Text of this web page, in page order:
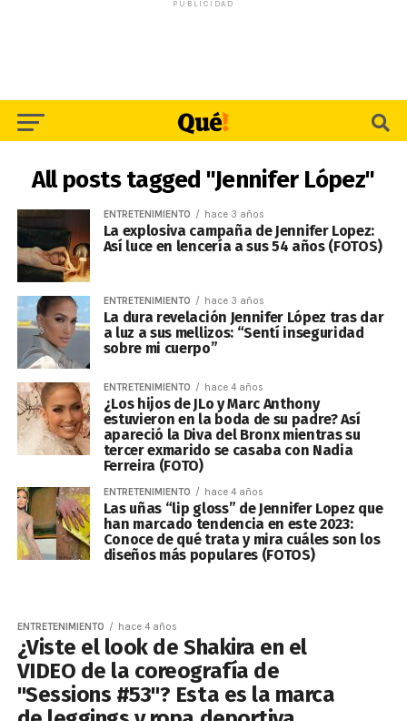
PUBLICIDAD
All posts tagged "Jennifer López"
ENTRETENIMIENTO hace 3 años
La explosiva campaña de Jennifer Lopez:
Así luce en lencería a sus 54 años (FOTOS)
ENTRETENIMIENTO hace 3 años
La dura revelación Jennifer López tras dar
a luz a sus mellizos: “Sentí inseguridad
sobre mi cuerpo”
ENTRETENIMIENTO hace 4 años
¿Los hijos de JLo y Marc Anthony
estuvieron en la boda de su padre? Así
apareció la Diva del Bronx mientras su
tercer exmarido se casaba con Nadia
Ferreira (FOTO)
ENTRETENIMIENTO hace 4 años
Las uñas “lip gloss” de Jennifer Lopez que
han marcado tendencia en este 2023:
Conoce de qué trata y mira cuáles son los
diseños más populares (FOTOS)
ENTRETENIMIENTO hace 4 años
¿Viste el look de Shakira en el
VIDEO de la coreografía de
"Sessions #53"? Esta es la marca